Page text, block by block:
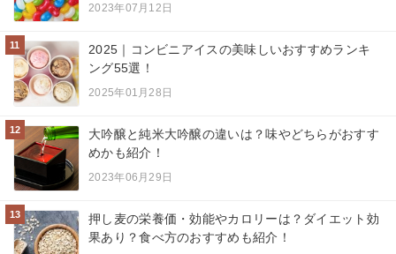
2023年07月12日
11
2025｜コンビニアイスの美味しいおすすめランキ
ング55選！
2025年01月28日
12
大吟醸と純米大吟醸の違いは？味やどちらがおすす
めかも紹介！
2023年06月29日
13
押し麦の栄養価・効能やカロリーは？ダイエット効
果あり？食べ方のおすすめも紹介！